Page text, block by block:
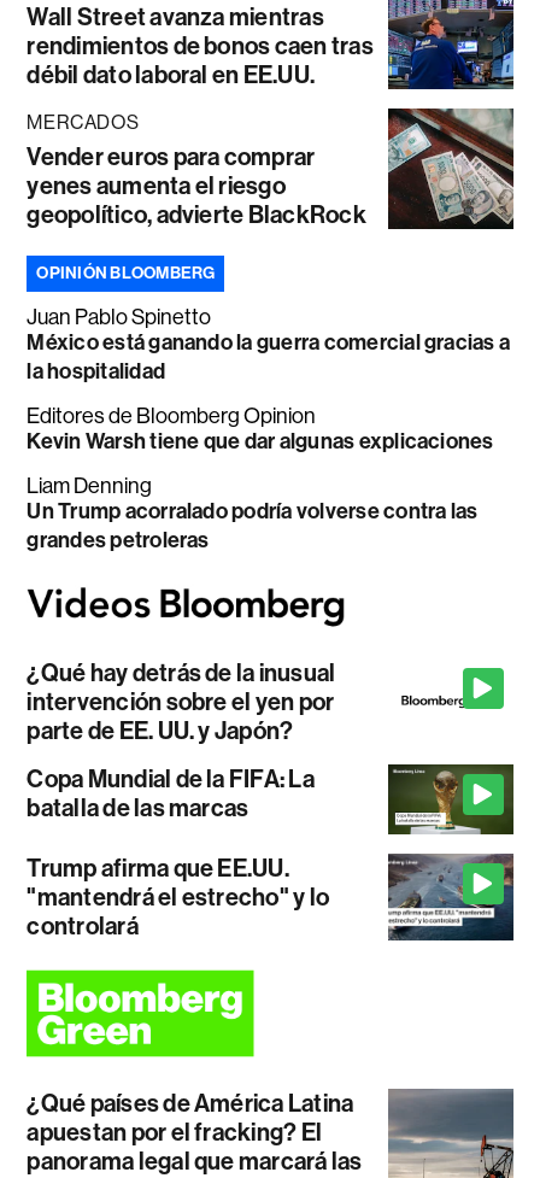
Wall Street avanza mientras
rendimientos de bonos caen tras
débil dato laboral en EE.UU.
MERCADOS
Vender euros para comprar
yenes aumenta el riesgo
geopolítico, advierte BlackRock
OPINIÓN BLOOMBERG
Juan Pablo Spinetto
México está ganando la guerra comercial gracias a
la hospitalidad
Editores de Bloomberg Opinion
Kevin Warsh tiene que dar algunas explicaciones
Liam Denning
Un Trump acorralado podría volverse contra las
grandes petroleras
¿Qué hay detrás de la inusual
intervención sobre el yen por
parte de EE. UU. y Japón?
Copa Mundial de la FIFA: La
batalla de las marcas
Trump afirma que EE.UU.
"mantendrá el estrecho" y lo
controlará
¿Qué países de América Latina
apuestan por el fracking? El
panorama legal que marcará las